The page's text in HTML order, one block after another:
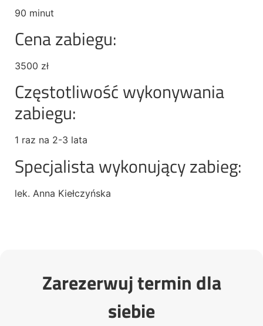
90 minut
Cena zabiegu:
3500 zł
Częstotliwość wykonywania
zabiegu:
1 raz na 2-3 lata
Specjalista wykonujący zabieg:
lek. Anna Kiełczyńska
Zarezerwuj termin dla
siebie